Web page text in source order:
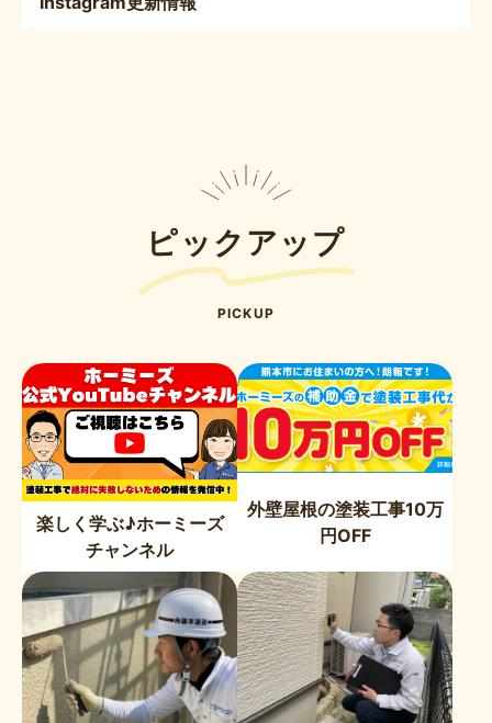
ピックアップ
PICKUP
楽しく学ぶ♪ホーミーズ
チャンネル
外壁屋根の塗装工事10万
円OFF